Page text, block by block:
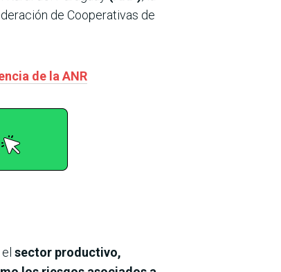
de Cooperativas de
de la ANR
sector productivo,